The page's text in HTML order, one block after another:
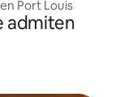
Port Louis
admiten